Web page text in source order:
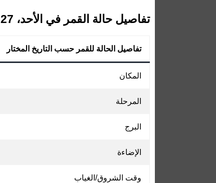
تفاصيل حالة القمر في الأحد، 27 أكتوبر 2024
تفاصيل الحالة للقمر حسب التاريخ المختار
المكان
المرحلة
البرج
الإضاءة
وقت الشروق/الغياب